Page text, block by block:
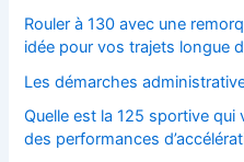
Rouler à 130 avec une
idée pour vos trajets longue
Les démarches
Quelle est la 125 sportive
des performances